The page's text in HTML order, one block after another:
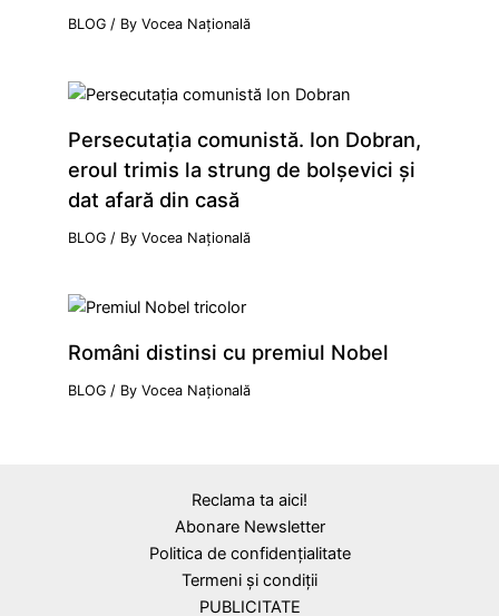
BLOG / ByVocea Națională
Persecutaţia comunistă. Ion Dobran,
eroul trimis la strung de bolşevici şi
dat afară din casă
BLOG / ByVocea Națională
Români distinsi cu premiul Nobel
BLOG / ByVocea Națională
Reclama ta aici!
Abonare Newsletter
Politica de confidențialitate
Termeni și condiții
PUBLICITATE